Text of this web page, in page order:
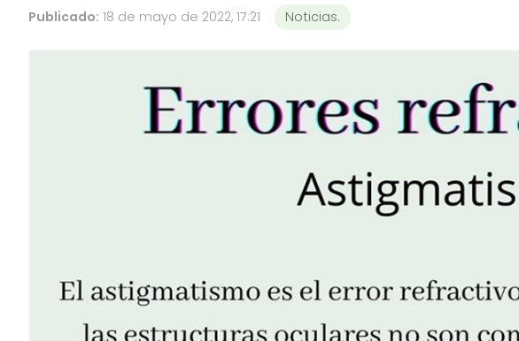
Publicado: 18 de mayo de 2022, 17:21 Noticias.